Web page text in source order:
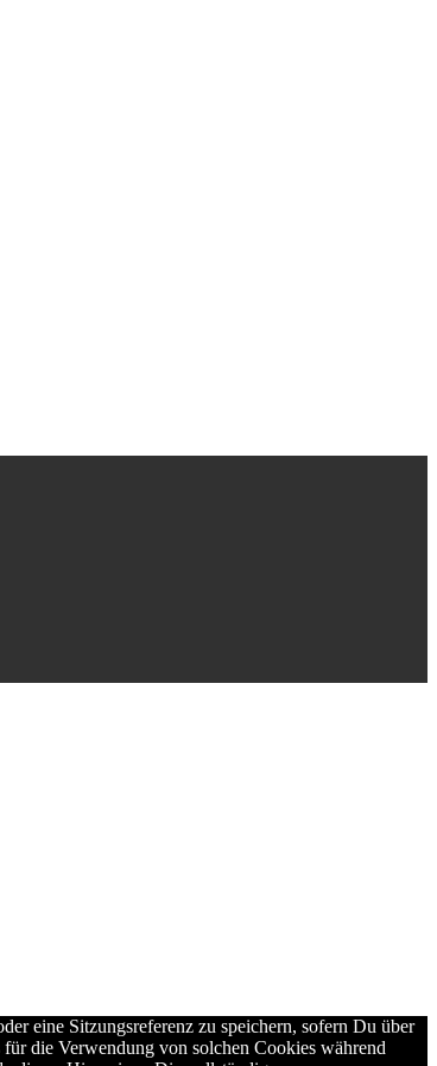
eine Sitzungsreferenz zu speichern, sofern Du über
die Verwendung von solchen Cookies während